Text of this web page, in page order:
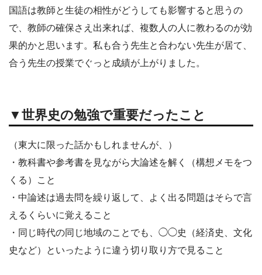
国語は教師と生徒の相性がどうしても影響すると思うの
で、教師の確保さえ出来れば、複数人の人に教わるのが効
果的かと思います。私も合う先生と合わない先生が居て、
合う先生の授業でぐっと成績が上がりました。
▼世界史の勉強で重要だったこと
（東大に限った話かもしれませんが、）
・教科書や参考書を見ながら大論述を解く（構想メモをつ
くる）こと
・中論述は過去問を繰り返して、よく出る問題はそらで言
えるくらいに覚えること
・同じ時代の同じ地域のことでも、◯◯史（経済史、文化
史など）といったように違う切り取り方で見ること